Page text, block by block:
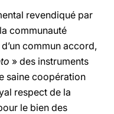
revendiqué par
communauté
commun accord,
» des instruments
saine coopération
respect de la
le bien des